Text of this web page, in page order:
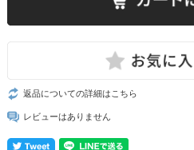
返品についての詳細はこちら
レビューはありません